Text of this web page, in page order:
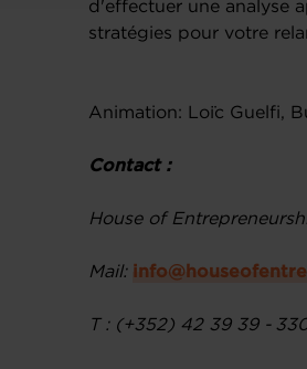
d'effectuer une analyse
stratégies pour votre
Animation: Loïc Guelfi,
Contact :
House of
Mail:
T : (+352) 42 39 39 -